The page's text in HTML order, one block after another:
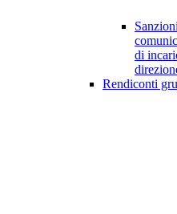
di
Rendiconti